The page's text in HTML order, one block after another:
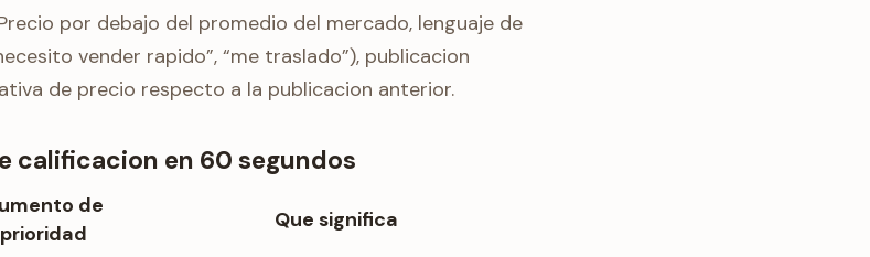
por debajo del promedio del mercado, lenguaje de
vender rapido”, “me traslado”), publicacion
de precio respecto a la publicacion anterior.
calificacion en 60 segundos
de
prioridad
Que significa